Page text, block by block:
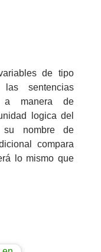
de tipo
sentencias
a manera de
logica del
su nombre de
compara
lo mismo que